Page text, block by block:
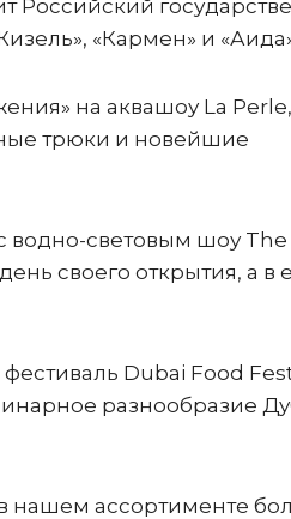
Российский
«Кармен» и
на аквашоу La Perle,
трюки и новейшие
водно-световым шоу The
своего открытия, а в
Dubai Food
разнообразие
в нашем ассортименте